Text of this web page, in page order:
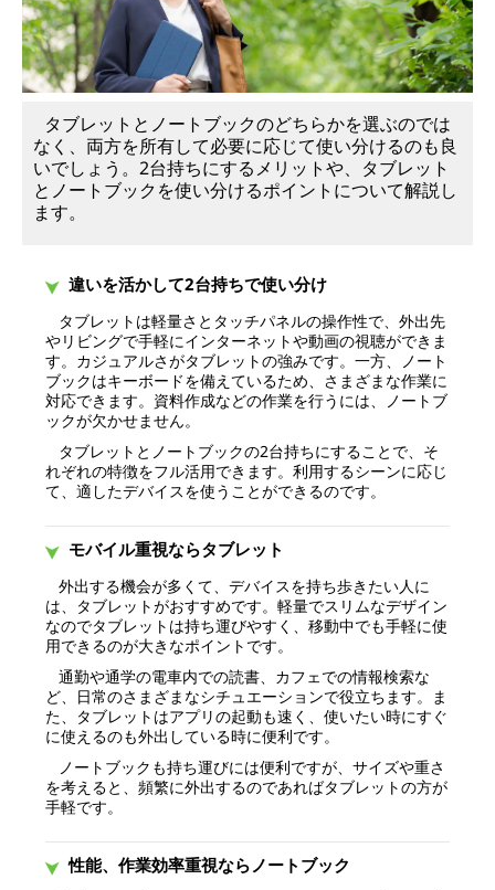
タブレットとノートブックのどちらかを選ぶのでは
なく、両方を所有して必要に応じて使い分けるのも良
いでしょう。2台持ちにするメリットや、タブレット
とノートブックを使い分けるポイントについて解説し
ます。
違いを活かして2台持ちで使い分け
タブレットは軽量さとタッチパネルの操作性で、外出先
やリビングで手軽にインターネットや動画の視聴ができま
す。カジュアルさがタブレットの強みです。一方、ノート
ブックはキーボードを備えているため、さまざまな作業に
対応できます。資料作成などの作業を行うには、ノートブ
ックが欠かせません。
タブレットとノートブックの2台持ちにすることで、そ
れぞれの特徴をフル活用できます。利用するシーンに応じ
て、適したデバイスを使うことができるのです。
モバイル重視ならタブレット
外出する機会が多くて、デバイスを持ち歩きたい人に
は、タブレットがおすすめです。軽量でスリムなデザイン
なのでタブレットは持ち運びやすく、移動中でも手軽に使
用できるのが大きなポイントです。
通勤や通学の電車内での読書、カフェでの情報検索な
ど、日常のさまざまなシチュエーションで役立ちます。ま
た、タブレットはアプリの起動も速く、使いたい時にすぐ
に使えるのも外出している時に便利です。
ノートブックも持ち運びには便利ですが、サイズや重さ
を考えると、頻繁に外出するのであればタブレットの方が
手軽です。
性能、作業効率重視ならノートブック